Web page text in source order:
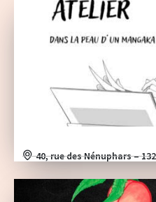
40, rue des Nénuphars –